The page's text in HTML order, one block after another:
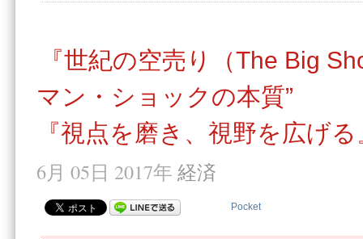
『世紀の空売り（The Big
マン・ショックの本質”
『視点を磨き、視野を広げ
6月 05日 2017年 経済
Pocket